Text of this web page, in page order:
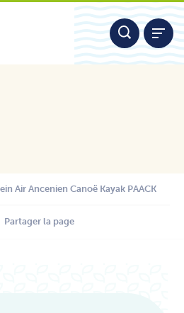
Air Ancenien Canoë Kayak PAACK
Partager la page